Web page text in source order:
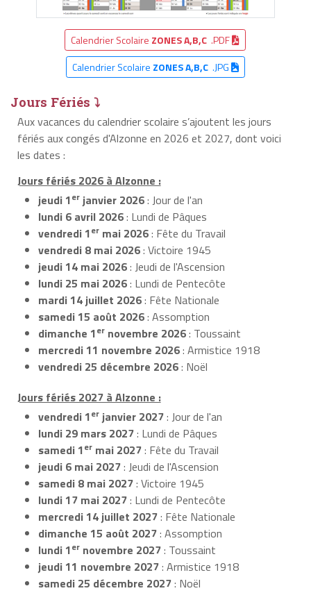
Calendrier Scolaire ZONES A,B,C .PDF
Calendrier Scolaire ZONES A,B,C.JPG
Jours Fériés ⤵
Aux vacances du calendrier scolaire s’ajoutent les jours
fériés aux congés d'Alzonne en 2026 et 2027, dont voici
les dates :
Jours fériés 2026 à Alzonne :
jeudi 1er janvier 2026: Jour de l'an
lundi 6 avril 2026: Lundi de Pâques
vendredi 1er mai 2026: Fête du Travail
vendredi 8 mai 2026: Victoire 1945
jeudi 14 mai 2026: Jeudi de l'Ascension
lundi 25 mai 2026: Lundi de Pentecôte
mardi 14 juillet 2026: Fête Nationale
samedi 15 août 2026: Assomption
dimanche 1er novembre 2026: Toussaint
mercredi 11 novembre 2026: Armistice 1918
vendredi 25 décembre 2026: Noël
Jours fériés 2027 à Alzonne :
vendredi 1er janvier 2027: Jour de l'an
lundi 29 mars 2027: Lundi de Pâques
samedi 1er mai 2027: Fête du Travail
jeudi 6 mai 2027: Jeudi de l'Ascension
samedi 8 mai 2027: Victoire 1945
lundi 17 mai 2027: Lundi de Pentecôte
mercredi 14 juillet 2027: Fête Nationale
dimanche 15 août 2027: Assomption
lundi 1er novembre 2027: Toussaint
jeudi 11 novembre 2027: Armistice 1918
samedi 25 décembre 2027: Noël